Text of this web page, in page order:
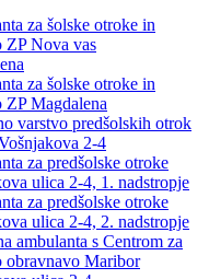
za šolske otroke in
ZP Nova vas
za šolske otroke in
ZP Magdalena
varstvo predšolskih otrok
2-4
za predšolske otroke
ulica 2-4, 1. nadstropje
za predšolske otroke
ulica 2-4, 2. nadstropje
ambulanta s Centrom za
obravnavo Maribor